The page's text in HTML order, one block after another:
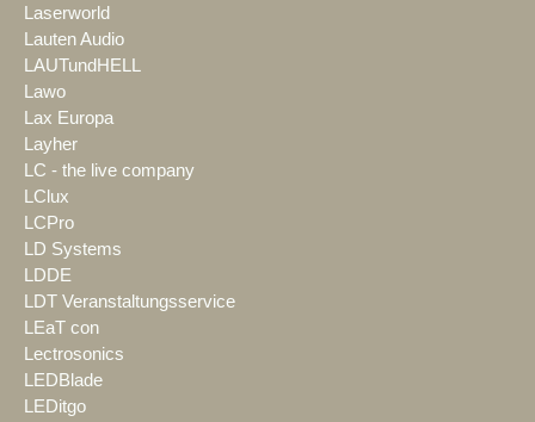
Laserworld
Lauten Audio
LAUTundHELL
Lawo
Lax Europa
Layher
LC - the live company
LClux
LCPro
LD Systems
LDDE
LDT Veranstaltungsservice
LEaT con
Lectrosonics
LEDBlade
LEDitgo